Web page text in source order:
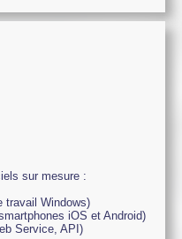
sur mesure :
travail Windows)
iOS et Android)
Service, API)